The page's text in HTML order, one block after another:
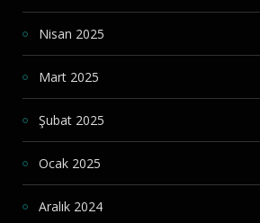
Nisan 2025
Mart 2025
Şubat 2025
Ocak 2025
Aralık 2024